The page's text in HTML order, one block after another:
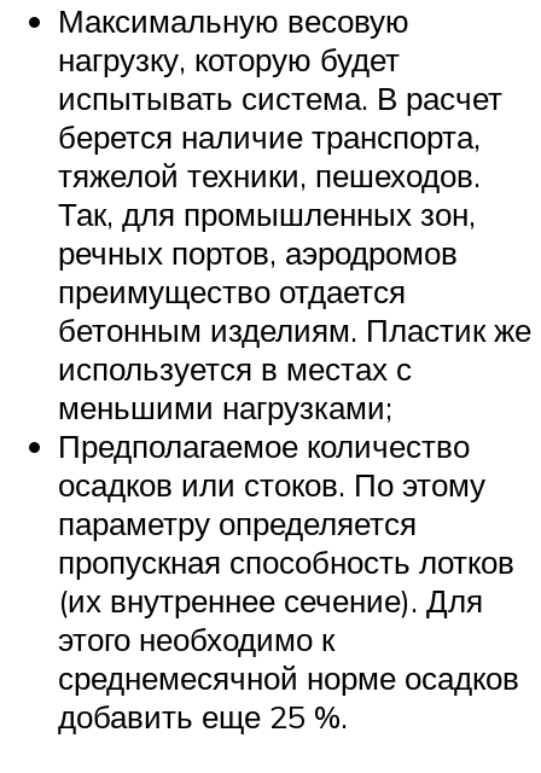
Максимальную весовую
нагрузку, которую будет
испытывать система. В расчет
берется наличие транспорта,
тяжелой техники, пешеходов.
Так, для промышленных зон,
речных портов, аэродромов
преимущество отдается
бетонным изделиям. Пластик же
используется в местах с
меньшими нагрузками;
Предполагаемое количество
осадков или стоков. По этому
параметру определяется
пропускная способность лотков
(их внутреннее сечение). Для
этого необходимо к
среднемесячной норме осадков
добавить еще 25 %.